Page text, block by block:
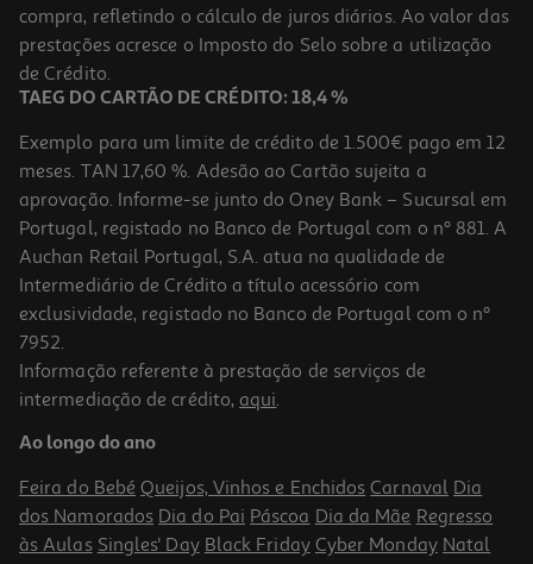
2.7 €/Lt
Price reduced from
1,49 €to
0,89 €
Promoção
Sidra Coral 6x0.25l
4.46 €/Lt
6,69 €
compra, refletindo o cálculo de juros diários. Ao valor das
prestações acresce o Imposto do Selo sobre a utilização
de Crédito.
TAEG DO CARTÃO DE CRÉDITO: 18,4 %
Exemplo para um limite de crédito de 1.500€ pago em 12
meses. TAN 17,60 %. Adesão ao Cartão sujeita a
aprovação. Informe-se junto do Oney Bank – Sucursal em
Portugal, registado no Banco de Portugal com o nº 881. A
Auchan Retail Portugal, S.A. atua na qualidade de
Intermediário de Crédito a título acessório com
exclusividade, registado no Banco de Portugal com o nº
7952.
Informação referente à prestação de serviços de
intermediação de crédito, aqui.
Ao longo do ano
Feira do Bebé Queijos, Vinhos e Enchidos Carnaval Dia
dos Namorados Dia do Pai Páscoa Dia da Mãe Regresso
às Aulas Singles' Day Black Friday Cyber Monday Natal